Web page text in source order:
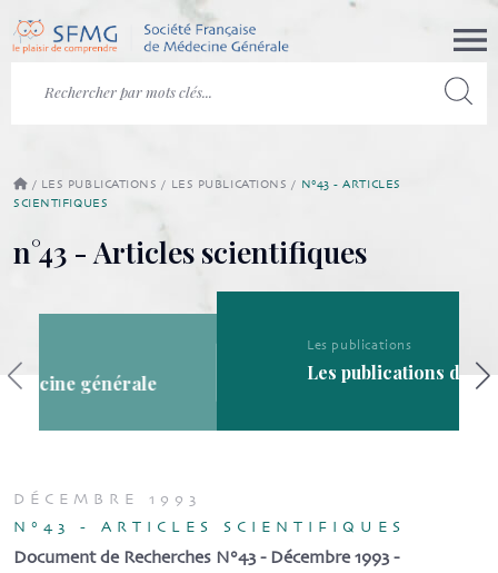
/ LES PUBLICATIONS / LES PUBLICATIONS / N°43 - ARTICLES
SCIENTIFIQUES
n°43 - Articles scientifiques
Les publications
Les publications de la SFMG
DÉCEMBRE 1993
N°43 - ARTICLES SCIENTIFIQUES
Document de Recherches N°43 - Décembre 1993 -